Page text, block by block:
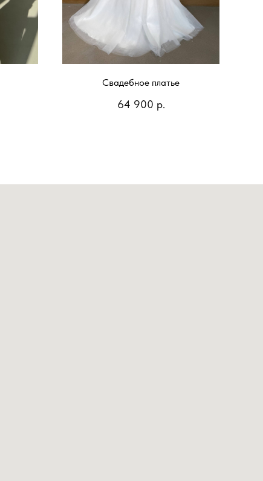
Свадебное платье
64 900 р.